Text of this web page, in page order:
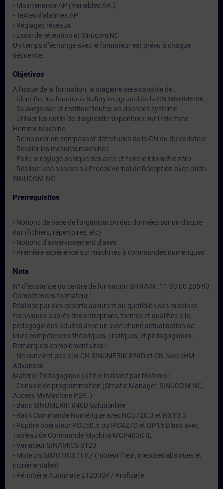
- Maintenance AP (Variables AP..)
- Textes d'alarmes AP
- Réglages réseaux
- Essai de réception et Sinucom NC
Un temps d’échange avec le formateur est prévu à chaque
séquence.
Objetivos
A l’issue de la formation, le stagiaire sera capable de :
- Identifier les fonctions Safety integrated de la CN SINUMERIK
- Sauvegarder et restituer toutes les données système
- Utiliser les outils de diagnostic disponibles sur l'Interface
Homme Machine
- Remplacer un composant défectueux de la CN ou du variateur
- Recaler les mesures machines
- Faire le réglage basique des axes et faire le kilomètre zéro
- Réaliser une annexe au Procès Verbal de Réception avec l'aide
SINUCOM-NC
Prerrequisitos
- Notions de base de l'organisation des données sur un disque
dur (fichiers, répertoires, etc)
- Notions d'asservissement d'axes
- Première expérience sur machines à commandes numériques
Nota
N° d’existence du centre de formation SITRAIN : 11 93 00 205 93
Compétences formateur :
Réalisée par des experts assurant au quotidien des missions
techniques auprès des entreprises, formés et qualifiés à la
pédagogie des adultes avec un suivi et une actualisation de
leurs compétences théoriques, pratiques, et pédagogiques.
Remarques complémentaires :
- Ne convient pas aux CN SINUMERIK 828D et CN avec IHM
Advanced
Matériel Pédagogique (à titre indicatif par binôme) :
- Console de programmation (Simatic Manager, SINUCOM-NC,
Access MyMachine P2P..)
- Banc SINUMERIK 840D Solutionline
- Rack Commande Numérique avec NCU720.3 et NX10.3
- Pupitre opérateur PCU50.5 ou IPC427D et OP15 Black avec
Tableau de Commande Machine MCP483C IE
- Variateur SINAMICS S120
- Moteurs SIMOTICS 1FK7 (moteur frein, mesures absolues et
incrémentales)
- Périphérie Automate ET200SP / Profisafe